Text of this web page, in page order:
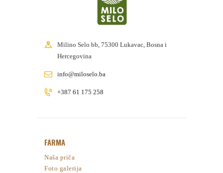
Milino Selo bb, 75300 Lukavac, Bosna i
Hercegovina
info@miloselo.ba
+387 61 175 258
FARMA
Naša priča
Foto galerija